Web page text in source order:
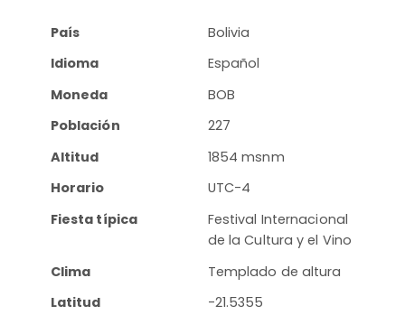
País
Bolivia
Idioma
Español
Moneda
BOB
Población
227
Altitud
1854 msnm
Horario
UTC-4
Fiesta típica
Festival Internacional
de la Cultura y el Vino
Clima
Templado de altura
Latitud
-21.5355